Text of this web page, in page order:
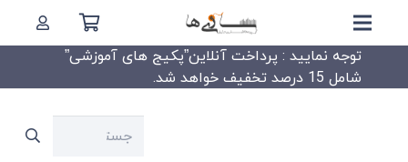
توجه نمایید : پرداخت آنلاین”پکیج های آموزشی”
شامل 15 درصد تخفیف خواهد شد.
جستجو